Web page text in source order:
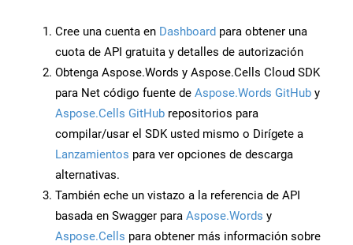
Cree una cuenta en Dashboard para obtener una
cuota de API gratuita y detalles de autorización
Obtenga Aspose.Words y Aspose.Cells Cloud SDK
para Net código fuente de Aspose.Words GitHub y
Aspose.Cells GitHub repositorios para
compilar/usar el SDK usted mismo o Dirígete a
Lanzamientos para ver opciones de descarga
alternativas.
También eche un vistazo a la referencia de API
basada en Swagger para Aspose.Words y
Aspose.Cells para obtener más información sobre